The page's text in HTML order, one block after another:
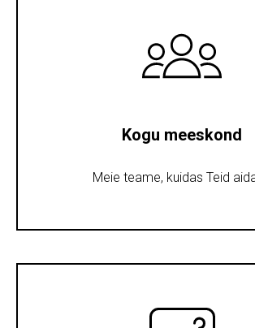
Kogu meeskond
Meie teame, kuidas Teid